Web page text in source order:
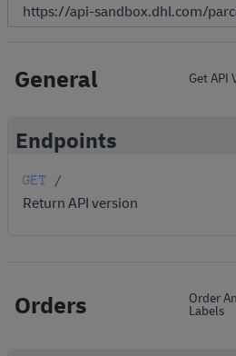
General Get API
Endpoints
GET /
Return API version
Orders Order
Labels